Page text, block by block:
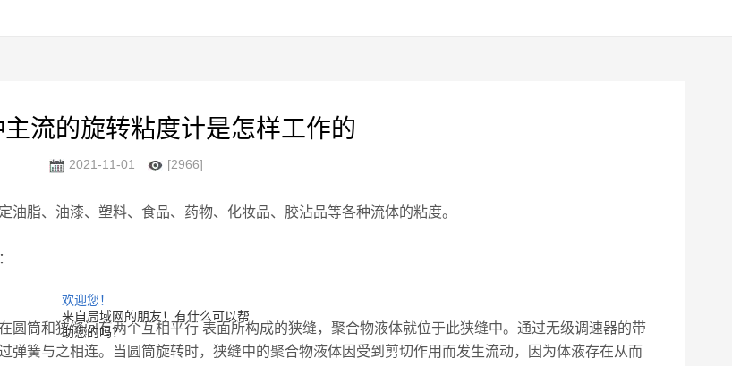
欢迎您！
来自局域网的朋友！有什么可以帮
助您的吗？
流的旋转粘度计是怎样工作的
2021-11-01 [2966]
脂、油漆、塑料、食品、药物、化妆品、胶沾品等各种流体的粘度。
圆筒和狭缝间有两个互相平行 表面所构成的狭缝，聚合物液体就位于此狭缝中。通过无级调速器的带
弹簧与之相连。当圆筒旋转时，狭缝中的聚合物液体因受到剪切作用而发生流动，因为体液存在从而